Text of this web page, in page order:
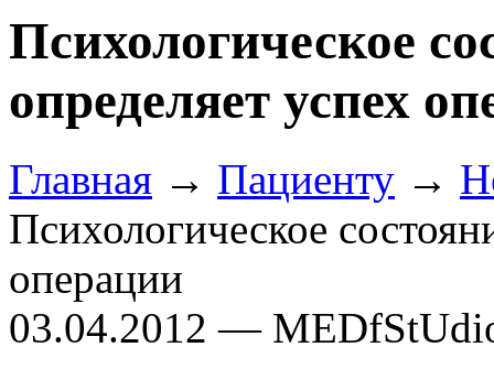
Психологическое
определяет успех
Главная → Пациенту →
Психологическое
операции
03.04.2012 —